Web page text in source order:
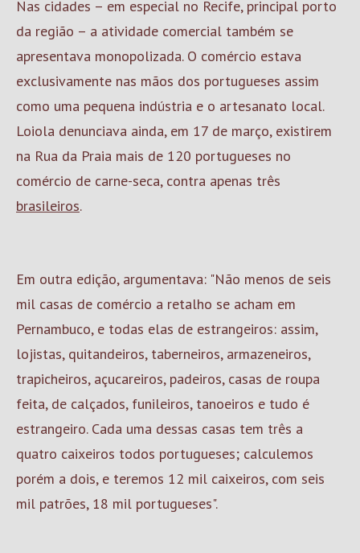
Nas cidades – em especial no Recife, principal porto
da região – a atividade comercial também se
apresentava monopolizada. O comércio estava
exclusivamente nas mãos dos portugueses assim
como uma pequena indústria e o artesanato local.
Loiola denunciava ainda, em 17 de março, existirem
na Rua da Praia mais de 120 portugueses no
comércio de carne-seca, contra apenas três
brasileiros.
Em outra edição, argumentava: "Não menos de seis
mil casas de comércio a retalho se acham em
Pernambuco, e todas elas de estrangeiros: assim,
lojistas, quitandeiros, taberneiros, armazeneiros,
trapicheiros, açucareiros, padeiros, casas de roupa
feita, de calçados, funileiros, tanoeiros e tudo é
estrangeiro. Cada uma dessas casas tem três a
quatro caixeiros todos portugueses; calculemos
porém a dois, e teremos 12 mil caixeiros, com seis
mil patrões, 18 mil portugueses".